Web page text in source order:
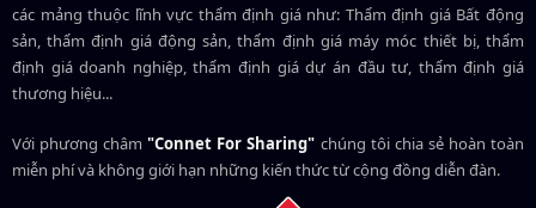
các mảng thuộc lĩnh vực thẩm định giá như: Thẩm định giá Bất động
sản, thẩm định giá động sản, thẩm định giá máy móc thiết bị, thẩm
định giá doanh nghiệp, thẩm định giá dự án đầu tư, thẩm định giá
thương hiệu...
Với phương châm"Connet For Sharing" chúng tôi chia sẻ hoàn toàn
miễn phí và không giới hạn những kiến thức từ cộng đồng diễn đàn.